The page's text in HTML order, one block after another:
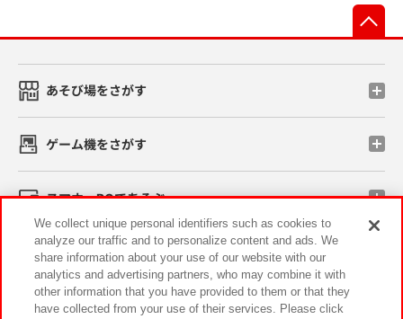
あそび場をさがす
ゲーム機をさがす
スマホ・PCであそぶ
イベント・キャンペーン
We collect unique personal identifiers such as cookies to
analyze our traffic and to personalize content and ads. We
share information about your use of our website with our
analytics and advertising partners, who may combine it with
other information that you have provided to them or that they
have collected from your use of their services. Please click